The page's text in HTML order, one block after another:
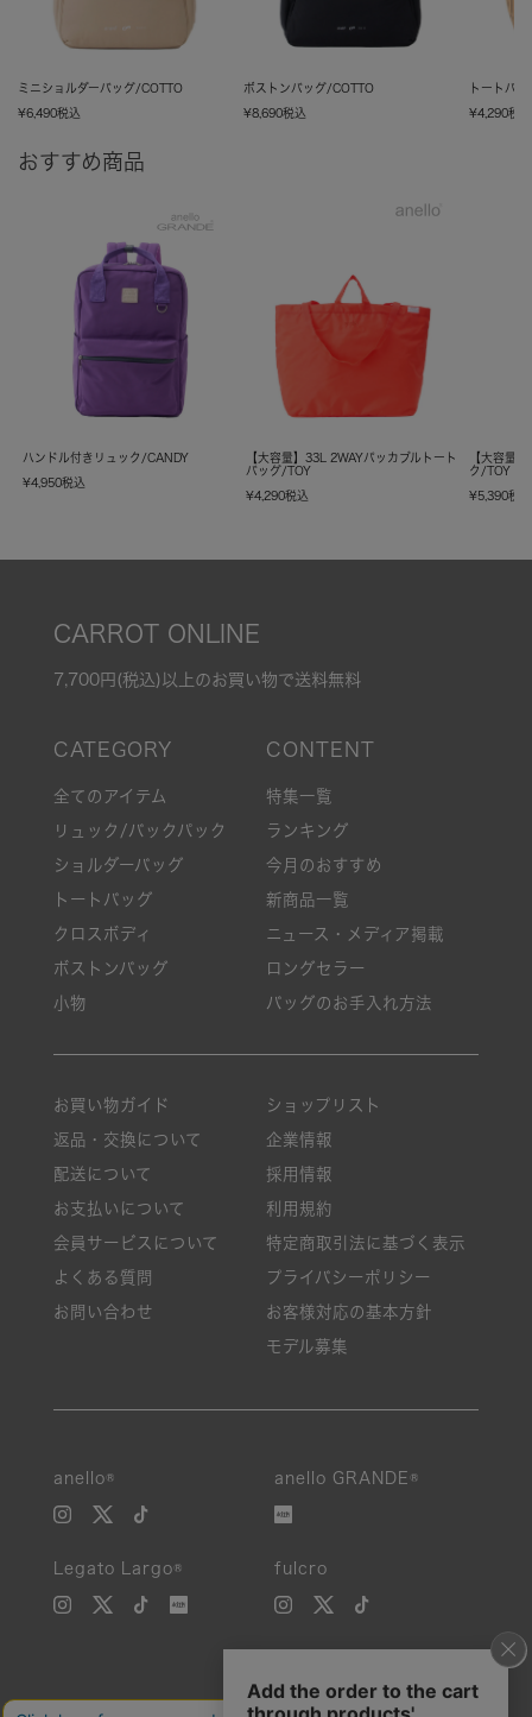
ミニショルダーバッグ/COTTO
¥6,490税込
ボストンバッグ/COTTO
¥8,690税込
トートバ
¥4,290税込
おすすめ商品
ハンドル付きリュック/CANDY
¥4,950税込
【大容量】33L 2WAYパッカブルトート
バッグ/TOY
¥4,290税込
【大容量
ク/TOY
¥5,390税込
CARROT ONLINE
7,700円(税込)以上のお買い物で送料無料
全てのアイテム
リュック/バックパック
ショルダーバッグ
トートバッグ
クロスボディ
ボストンバッグ
小物
特集一覧
ランキング
今月のおすすめ
新商品一覧
ニュース・メディア掲載
ロングセラー
バッグのお手入れ方法
お買い物ガイド
返品・交換について
配送について
お支払いについて
会員サービスについて
よくある質問
お問い合わせ
ショップリスト
企業情報
採用情報
利用規約
特定商取引法に基づく表示
プライバシーポリシー
お客様対応の基本方針
モデル募集
anello® anello GRANDE®
Legato Largo® fulcro